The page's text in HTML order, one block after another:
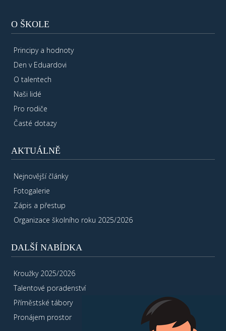
O ŠKOLE
Principy a hodnoty
Den v Eduardovi
O talentech
Naši lidé
Pro rodiče
Časté dotazy
AKTUÁLNĚ
Nejnovější články
Fotogalerie
Zápis a přestup
Organizace školního roku 2025/2026
DALŠÍ NABÍDKA
Kroužky 2025/2026
Talentové poradenství
Příměstské tábory
Pronájem prostor